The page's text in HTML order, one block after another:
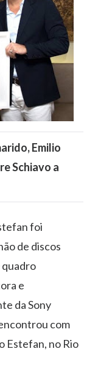
Emilio
Schiavo a
foi
de discos
e
da Sony
com
Estefan, no Rio